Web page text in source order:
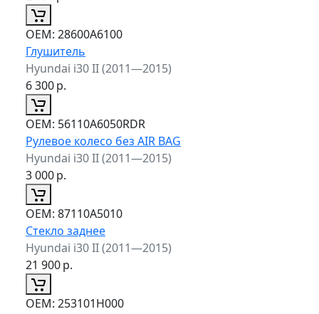
ОЕМ: 28600A6100
Глушитель
Hyundai i30 II (2011—2015)
6 300р.
ОЕМ: 56110A6050RDR
Рулевое колесо без AIR BAG
Hyundai i30 II (2011—2015)
3 000р.
ОЕМ: 87110A5010
Стекло заднее
Hyundai i30 II (2011—2015)
21 900р.
ОЕМ: 253101H000